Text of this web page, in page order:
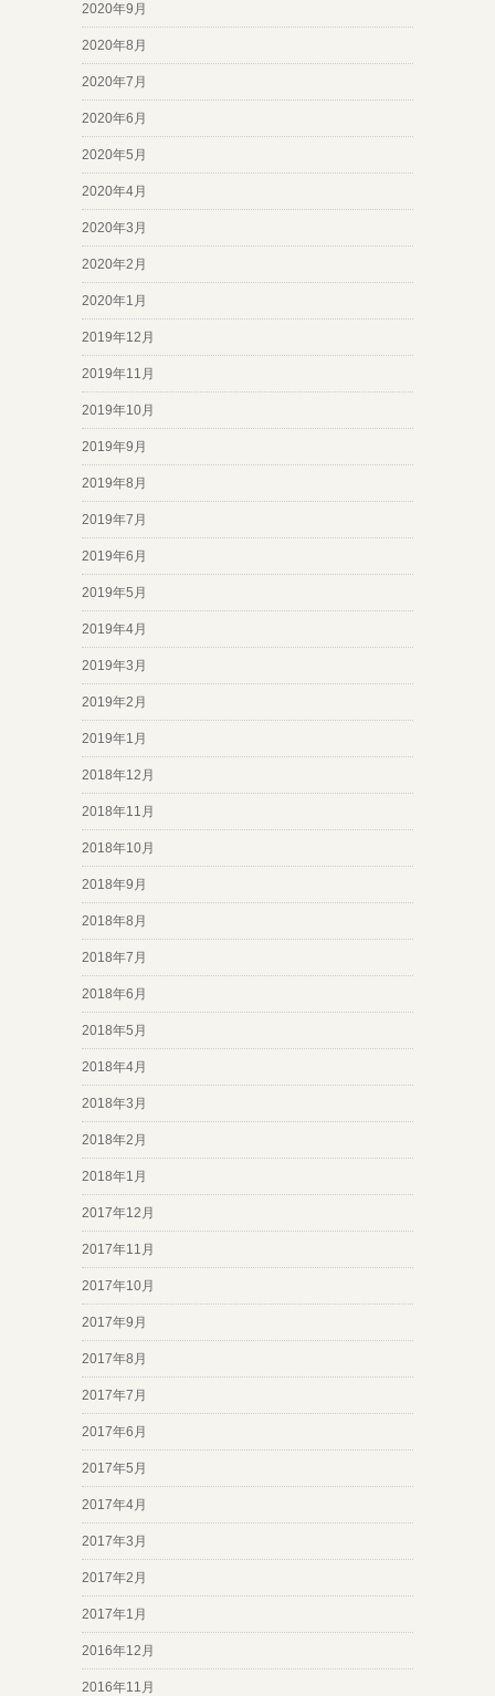
2020年9月
2020年8月
2020年7月
2020年6月
2020年5月
2020年4月
2020年3月
2020年2月
2020年1月
2019年12月
2019年11月
2019年10月
2019年9月
2019年8月
2019年7月
2019年6月
2019年5月
2019年4月
2019年3月
2019年2月
2019年1月
2018年12月
2018年11月
2018年10月
2018年9月
2018年8月
2018年7月
2018年6月
2018年5月
2018年4月
2018年3月
2018年2月
2018年1月
2017年12月
2017年11月
2017年10月
2017年9月
2017年8月
2017年7月
2017年6月
2017年5月
2017年4月
2017年3月
2017年2月
2017年1月
2016年12月
2016年11月